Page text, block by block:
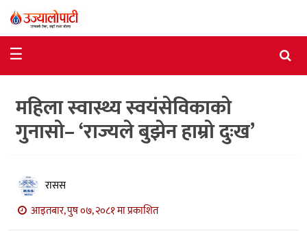
राजनीति
विशेष
आर्थिक
अन्तर्वार्ता
मनोरञ्जन
☰
महिला स्वास्थ्य स्वयंसेविकाको
गुनासो– ‘राज्यले बुझेन हाम्रो दुःख’
रासस
आइतबार, पुष ०७, २०८१ मा प्रकाशित